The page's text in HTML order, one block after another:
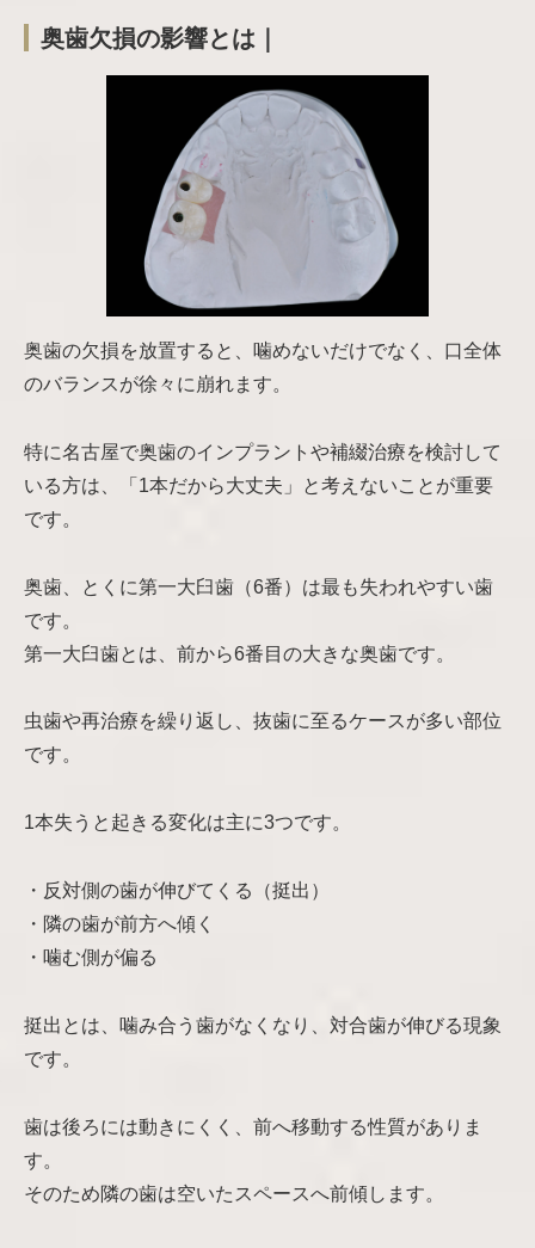
奥歯欠損の影響とは｜
奥歯の欠損を放置すると、噛めないだけでなく、口全体
のバランスが徐々に崩れます。
特に名古屋で奥歯のインプラントや補綴治療を検討して
いる方は、「1本だから大丈夫」と考えないことが重要
です。
奥歯、とくに第一大臼歯（6番）は最も失われやすい歯
です。
第一大臼歯とは、前から6番目の大きな奥歯です。
虫歯や再治療を繰り返し、抜歯に至るケースが多い部位
です。
1本失うと起きる変化は主に3つです。
・反対側の歯が伸びてくる（挺出）
・隣の歯が前方へ傾く
・噛む側が偏る
挺出とは、噛み合う歯がなくなり、対合歯が伸びる現象
です。
歯は後ろには動きにくく、前へ移動する性質がありま
す。
そのため隣の歯は空いたスペースへ前傾します。